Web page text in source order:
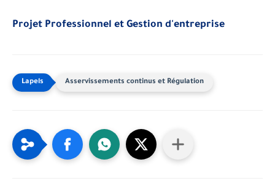
Projet Professionnel et Gestion d'entreprise
Asservissements continus et Régulation